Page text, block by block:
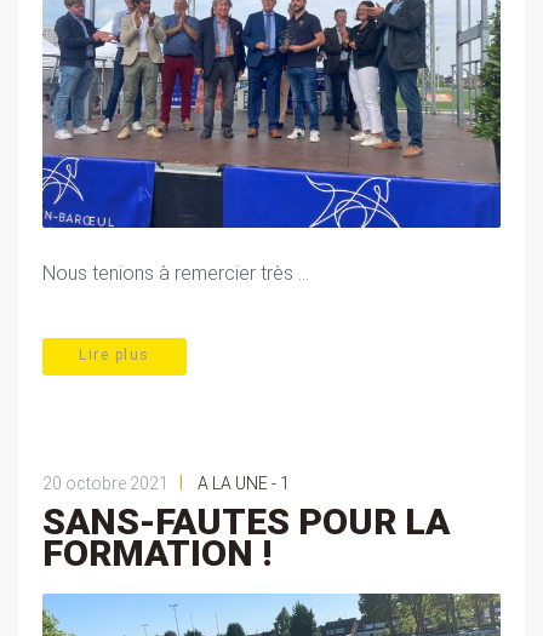
Nous tenions à remercier très ...
Lire plus
20 octobre 2021 A LA UNE - 1
SANS-FAUTES POUR LA
FORMATION !